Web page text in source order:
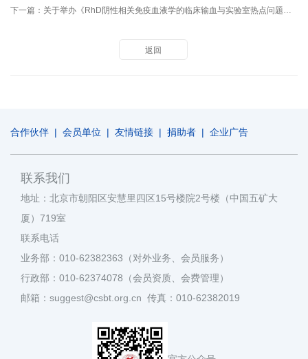
下一篇： 关于举办《RhD阴性相关免疫血液学的临床输血与实验室热点问题学习班》的通知
返回
合作伙伴 | 会员单位 | 友情链接 | 捐助者 | 企业广告
联系我们
地址：北京市朝阳区安慧里四区15号楼院2号楼（中国五矿大
厦）719室
联系电话
业务部：010-62382363（对外业务、会员服务）
行政部：010-62374078（会员资质、会费管理）
邮箱：suggest@csbt.org.cn 传真：010-62382019